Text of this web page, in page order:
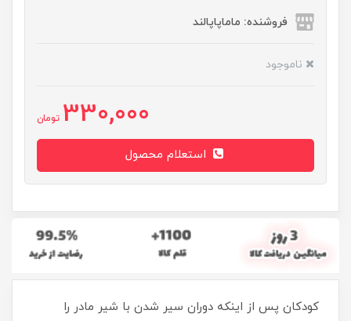
فروشنده: ماماپاپالند
ناموجود
330,000 تومان
کودکان پس از اینکه دوران سیر شدن با شیر مادر را